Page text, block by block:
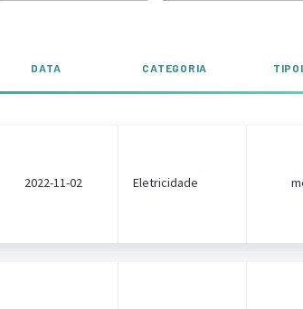
DATA CATEGORIA
2022-11-02 Eletricidade